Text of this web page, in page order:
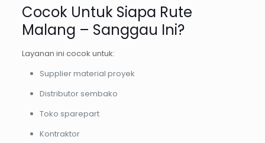
Cocok Untuk Siapa Rute
Malang – Sanggau Ini?
Layanan ini cocok untuk:
Supplier material proyek
Distributor sembako
Toko sparepart
Kontraktor